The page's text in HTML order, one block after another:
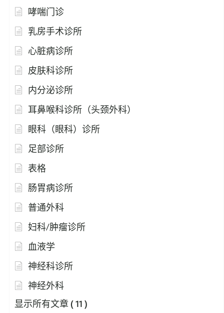
哮喘门诊
乳房手术诊所
心脏病诊所
皮肤科诊所
内分泌诊所
耳鼻喉科诊所（头颈外科）
眼科（眼科）诊所
足部诊所
表格
肠胃病诊所
普通外科
妇科/肿瘤诊所
血液学
神经科诊所
神经外科
显示所有文章 ( 11 )